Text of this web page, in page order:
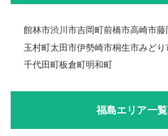
館林市渋川市吉岡町前橋市高崎市藤
玉村町太田市伊勢崎市桐生市みどり
千代田町板倉町明和町
福島エリア一